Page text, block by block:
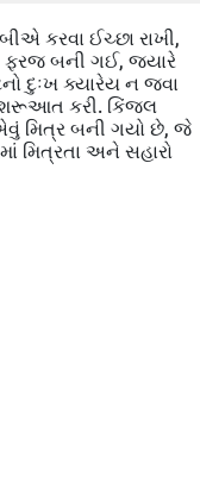
કરવા ઈચ્છા રાખી,
ફરજ બની ગઈ, જ્યારે
દુઃખ ક્યારેય ન જવા
શરૂઆત કરી. કિંજલ
મિત્ર બની ગયો છે, જે
મિત્રતા અને સહારો